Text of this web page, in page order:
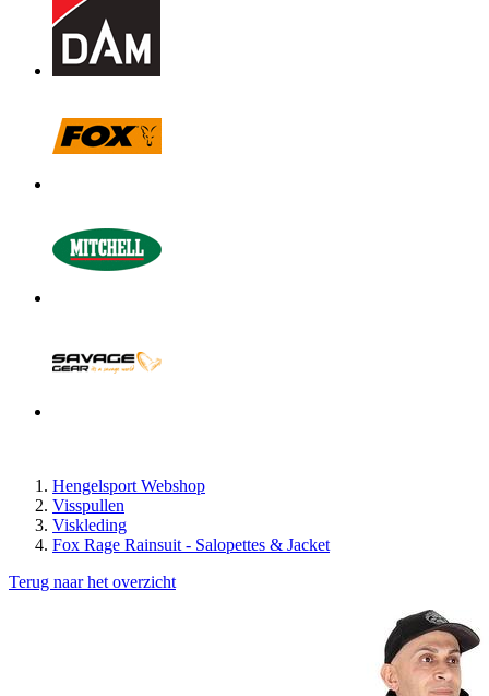
Hengelsport Webshop
Visspullen
Viskleding
Fox Rage Rainsuit - Salopettes & Jacket
Terug naar het overzicht